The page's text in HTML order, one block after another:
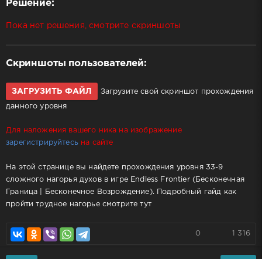
Решение:
Пока нет решения, смотрите скриншоты
Скриншоты пользователей:
ЗАГРУЗИТЬ ФАЙЛ Загрузите свой скриншот прохождения
данного уровня
Для наложения вашего ника на изображение
зарегистрируйтесьна сайте
На этой странице вы найдете прохождения уровня 33-9
сложного нагорья духов в игре Endless Frontier (Бесконечная
Граница | Бесконечное Возрождение). Подробный гайд как
пройти трудное нагорье смотрите тут
0 1 316